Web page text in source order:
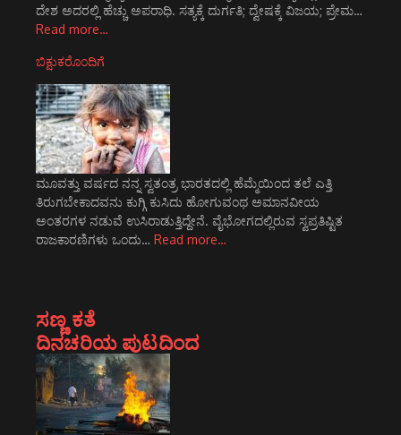
ದೇಶ ಅದರಲ್ಲಿ ಹೆಚ್ಚು ಅಪರಾಧಿ. ಸತ್ಯಕ್ಕೆ ದುರ್ಗತಿ; ದ್ವೇಷಕ್ಕೆ ವಿಜಯ; ಪ್ರೇಮ…
Read more…
ಬಿಕ್ಷುಕರೊಂದಿಗೆ
ಮೂವತ್ತು ವರ್ಷದ ನನ್ನ ಸ್ವತಂತ್ರ ಭಾರತದಲ್ಲಿ ಹೆಮ್ಮೆಯಿಂದ ತಲೆ ಎತ್ತಿ
ತಿರುಗಬೇಕಾದವನು ಕುಗ್ಗಿ ಕುಸಿದು ಹೋಗುವಂಥ ಅಮಾನವೀಯ
ಅಂತರಗಳ ನಡುವೆ ಉಸಿರಾಡುತ್ತಿದ್ದೇನೆ. ವೈಭೋಗದಲ್ಲಿರುವ ಸ್ವಪ್ರತಿಷ್ಟಿತ
ರಾಜಕಾರಣಿಗಳು ಒಂದು… Read more…
ಸಣ್ಣ ಕತೆ
ದಿನಚರಿಯ ಪುಟದಿಂದ